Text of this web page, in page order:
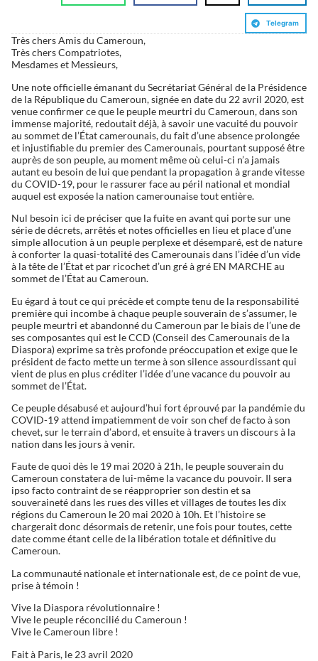
Telegram
Très chers Amis du Cameroun,
Très chers Compatriotes,
Mesdames et Messieurs,
Une note officielle émanant du Secrétariat Général de la Présidence
de la République du Cameroun, signée en date du 22 avril 2020, est
venue confirmer ce que le peuple meurtri du Cameroun, dans son
immense majorité, redoutait déjà, à savoir une vacuité du pouvoir
au sommet de l’État camerounais, du fait d’une absence prolongée
et injustifiable du premier des Camerounais, pourtant supposé être
auprès de son peuple, au moment même où celui-ci n’a jamais
autant eu besoin de lui que pendant la propagation à grande vitesse
du COVID-19, pour le rassurer face au péril national et mondial
auquel est exposée la nation camerounaise tout entière.
Nul besoin ici de préciser que la fuite en avant qui porte sur une
série de décrets, arrêtés et notes officielles en lieu et place d’une
simple allocution à un peuple perplexe et désemparé, est de nature
à conforter la quasi-totalité des Camerounais dans l’idée d’un vide
à la tête de l’État et par ricochet d’un gré à gré EN MARCHE au
sommet de l’État au Cameroun.
Eu égard à tout ce qui précède et compte tenu de la responsabilité
première qui incombe à chaque peuple souverain de s’assumer, le
peuple meurtri et abandonné du Cameroun par le biais de l’une de
ses composantes qui est le CCD (Conseil des Camerounais de la
Diaspora) exprime sa très profonde préoccupation et exige que le
président de facto mette un terme à son silence assourdissant qui
vient de plus en plus créditer l’idée d’une vacance du pouvoir au
sommet de l’État.
Ce peuple désabusé et aujourd’hui fort éprouvé par la pandémie du
COVID-19 attend impatiemment de voir son chef de facto à son
chevet, sur le terrain d’abord, et ensuite à travers un discours à la
nation dans les jours à venir.
Faute de quoi dès le 19 mai 2020 à 21h, le peuple souverain du
Cameroun constatera de lui-même la vacance du pouvoir. Il sera
ipso facto contraint de se réapproprier son destin et sa
souveraineté dans les rues des villes et villages de toutes les dix
régions du Cameroun le 20 mai 2020 à 10h. Et l’histoire se
chargerait donc désormais de retenir, une fois pour toutes, cette
date comme étant celle de la libération totale et définitive du
Cameroun.
La communauté nationale et internationale est, de ce point de vue,
prise à témoin !
Vive la Diaspora révolutionnaire !
Vive le peuple réconcilié du Cameroun !
Vive le Cameroun libre !
Fait à Paris, le 23 avril 2020